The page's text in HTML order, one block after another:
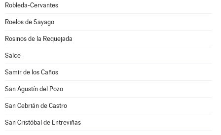
Robleda-Cervantes
Roelos de Sayago
Rosinos de la Requejada
Salce
Samir de los Caños
San Agustín del Pozo
San Cebrián de Castro
San Cristóbal de Entreviñas